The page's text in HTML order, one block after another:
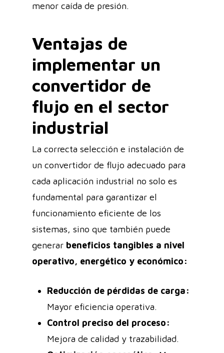
menor caída de presión.
Ventajas de
implementar un
convertidor de
flujo en el sector
industrial
La correcta selección e instalación de
un convertidor de flujo adecuado para
cada aplicación industrial no solo es
fundamental para garantizar el
funcionamiento eficiente de los
sistemas, sino que también puede
generar beneficios tangibles a nivel
operativo, energético y económico:
Reducción de pérdidas de carga:
Mayor eficiencia operativa.
Control preciso del proceso:
Mejora de calidad y trazabilidad.